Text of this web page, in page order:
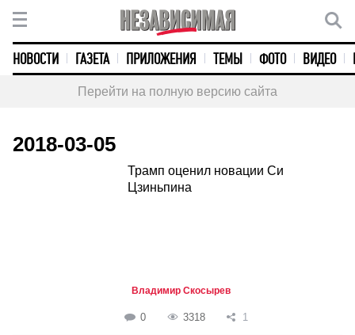
НОВОСТИ ГАЗЕТА ПРИЛОЖЕНИЯ ТЕМЫ ФОТО ВИДЕО
Перейти на полную версию сайта
2018-03-05
Трамп оценил новации Си
Цзиньпина
Владимир Скосырев
0 3318 1